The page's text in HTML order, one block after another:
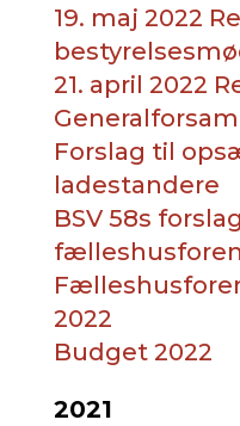
19. maj 2022
21. april 2022
Forslag til
ladestandere
BSV 58s
2022
Budget 2022
2021